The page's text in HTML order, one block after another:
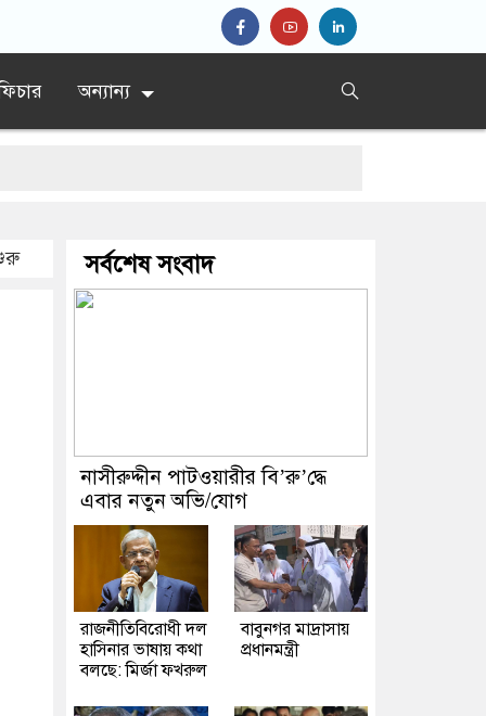
অন্যান্য
সর্বশেষ সংবাদ
নাসীরুদ্দীন পাটওয়ারীর বি’রু’দ্ধে
এবার নতুন অভি/যোগ
রাজনীতিবিরোধী দল
হাসিনার ভাষায় কথা
বলছে: মির্জা ফখরুল
বাবুনগর মাদ্রাসায়
প্রধানমন্ত্রী